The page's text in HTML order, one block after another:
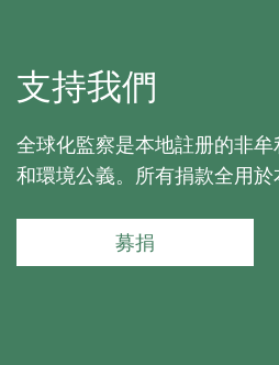
支持我們
全球化監察是本地註册的非
和環境公義。所有捐款全用於
募捐